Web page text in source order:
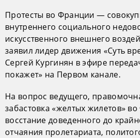
Протесты во Франции —
внутреннего социального
искусственного внешнего
заявил лидер движения «Суть
Сергей Кургинян в эфире
покажет» на Первом канале.
На вопрос ведущего,
забастовка «желтых жилетов»
восстание доведенного до
отчаяния пролетариата,